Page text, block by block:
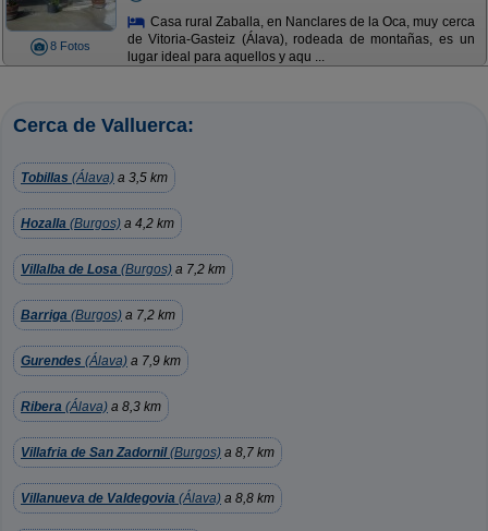
8 Fotos
Casa rural Zaballa, en Nanclares de la Oca, muy cerca
de Vitoria-Gasteiz (Álava), rodeada de montañas, es un
lugar ideal para aquellos y aqu ...
Cerca de Valluerca:
Tobillas (Álava) a 3,5 km
Hozalla (Burgos) a 4,2 km
Villalba de Losa (Burgos) a 7,2 km
Barriga (Burgos) a 7,2 km
Gurendes (Álava) a 7,9 km
Ribera (Álava) a 8,3 km
Villafria de San Zadornil(Burgos) a 8,7 km
Villanueva de Valdegovia (Álava) a 8,8 km